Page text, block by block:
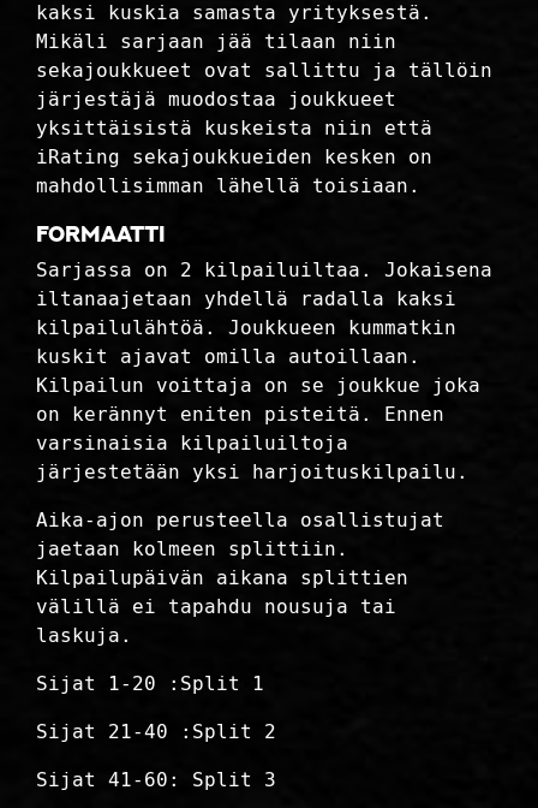
kaksi kuskia samasta yrityksestä.
Mikäli sarjaan jää tilaan niin
sekajoukkueet ovat sallittu ja tällöin
järjestäjä muodostaa joukkueet
yksittäisistä kuskeista niin että
iRating sekajoukkueiden kesken on
mahdollisimman lähellä toisiaan.
Formaatti
Sarjassa on 2 kilpailuiltaa. Jokaisena
iltanaajetaan yhdellä radalla kaksi
kilpailulähtöä. Joukkueen kummatkin
kuskit ajavat omilla autoillaan.
Kilpailun voittaja on se joukkue joka
on kerännyt eniten pisteitä. Ennen
varsinaisia kilpailuiltoja
järjestetään yksi harjoituskilpailu.
Aika-ajon perusteella osallistujat
jaetaan kolmeen splittiin.
Kilpailupäivän aikana splittien
välillä ei tapahdu nousuja tai
laskuja.
Sijat 1-20 :Split 1
Sijat 21-40 :Split 2
Sijat 41-60: Split 3